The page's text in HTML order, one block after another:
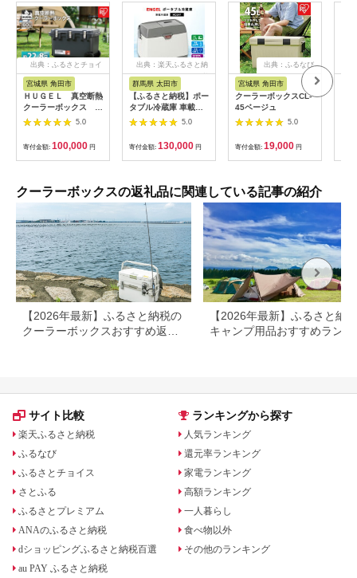
出典：ふるさとチョイ
ス
宮城県 角田市
ＨＵＧＥＬ 真空断熱
クーラーボックス ６
０ＬVITC-60チャコー
5.0
寄付金額: 100,000 円
出典：楽天ふるさと納
税
群馬県 太田市
【ふるさと納税】ポー
タブル冷蔵庫 車載冷
蔵庫 エンゲル
ENGEL 冷凍冷蔵庫
14L MD14F アウトド
ア【1208403】
5.0
寄付金額: 130,000 円
出典：ふるなび
宮城県 角田市
クーラーボックスCL-
45ベージュ
5.0
寄付金額: 19,000 円
クーラーボックスの返礼品に関連している記事の紹介
【2026年最新】ふるさと納税の
クーラーボックスおすすめ返礼
【2026年最新】ふるさと納
キャンプ用品おすすめランキ
サイト比較
楽天ふるさと納税
ふるなび
ふるさとチョイス
さとふる
ふるさとプレミアム
ANAのふるさと納税
dショッピングふるさと納税百選
au PAY ふるさと納税
ランキングから探す
人気ランキング
還元率ランキング
家電ランキング
高額ランキング
一人暮らし
食べ物以外
その他のランキング